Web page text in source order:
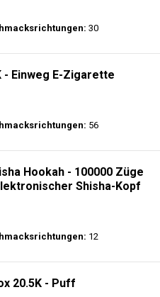
30
- Einweg E-Zigarette
56
Hookah - 100000 Züge
Shisha-Kopf
12
20.5K - Puff